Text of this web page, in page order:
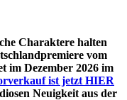
Charaktere halten
vom
im Dezember 2026 im
ist jetzt HIER
Neuigkeit aus der